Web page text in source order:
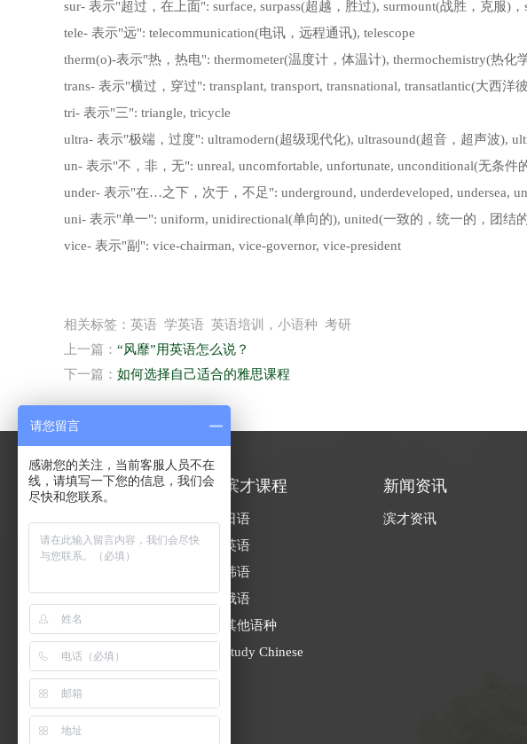
sur- 表示"超过，在上面": surface, surpass(超越，胜过), surmount(战胜，克服)
tele- 表示"远": telecommunication(电讯，远程通讯), telescope
therm(o)-表示"热，热电": thermometer(温度计，体温计), thermochemistry(热化
trans- 表示"横过，穿过": transplant, transport, transnational, transatlantic(大西洋
tri- 表示"三": triangle, tricycle
ultra- 表示"极端，过度": ultramodern(超级现代化), ultrasound(超音，超声波),
un- 表示"不，非，无": unreal, uncomfortable, unfortunate, unconditional(无条件
under- 表示"在…之下，次于，不足": underground, underdeveloped, undersea,
uni- 表示"单一": uniform, unidirectional(单向的), united(一致的，统一的，团结
vice- 表示"副": vice-chairman, vice-governor, vice-president
相关标签：英语 学英语 英语培训，小语种 考研
上一篇： “风靡”用英语怎么说？
下一篇： 如何选择自己适合的雅思课程
关于我们
校区环境
滨才课程
日语
英语
韩语
俄语
其他语种
Study Chinese
新闻资讯
滨才资讯
请您留言
感谢您的关注，当前客服人员不在
线，请填写一下您的信息，我们会
尽快和您联系。